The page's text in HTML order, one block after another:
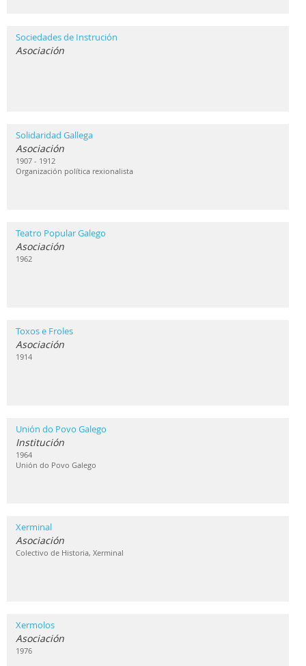
Sociedades de Instrución
Asociación
Solidaridad Gallega
Asociación
1907 - 1912
Organización política rexionalista
Teatro Popular Galego
Asociación
1962
Toxos e Froles
Asociación
1914
Unión do Povo Galego
Institución
1964
Unión do Povo Galego
Xerminal
Asociación
Colectivo de Historia, Xerminal
Xermolos
Asociación
1976